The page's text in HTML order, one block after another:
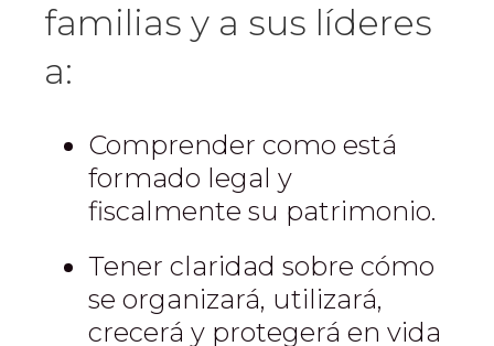
familias y a sus líderes
a:
Comprender como está
formado legal y
fiscalmente su patrimonio.
Tener claridad sobre cómo
se organizará, utilizará,
crecerá y protegerá en vida